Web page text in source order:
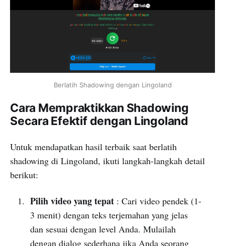
Berlatih Shadowing dengan Lingoland
Cara Mempraktikkan Shadowing
Secara Efektif dengan Lingoland
Untuk mendapatkan hasil terbaik saat berlatih
shadowing di Lingoland, ikuti langkah-langkah detail
berikut:
Pilih video yang tepat: Cari video pendek (1-
3 menit) dengan teks terjemahan yang jelas
dan sesuai dengan level Anda. Mulailah
dengan dialog sederhana jika Anda seorang